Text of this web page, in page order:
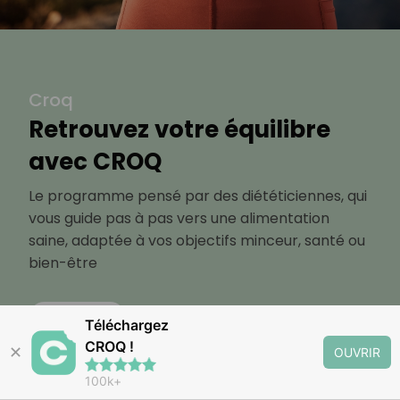
Croq
Retrouvez votre équilibre
avec CROQ
Le programme pensé par des diététiciennes, qui
vous guide pas à pas vers une alimentation
saine, adaptée à vos objectifs minceur, santé ou
bien-être
Découvrir
✕
Téléchargez
CROQ !
100k+
OUVRIR